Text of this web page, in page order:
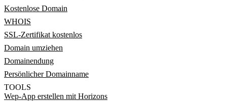
Kostenlose Domain
WHOIS
SSL-Zertifikat kostenlos
Domain umziehen
Domainendung
Persönlicher Domainname
TOOLS
Wep-App erstellen mit Horizons